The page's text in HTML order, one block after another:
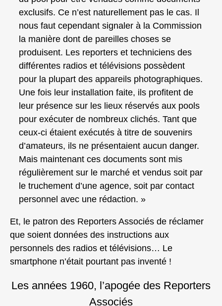
exclusifs. Ce n’est naturellement pas le cas. Il
nous faut cependant signaler à la Commission
la manière dont de pareilles choses se
produisent. Les reporters et techniciens des
différentes radios et télévisions possèdent
pour la plupart des appareils photographiques.
Une fois leur installation faite, ils profitent de
leur présence sur les lieux réservés aux pools
pour exécuter de nombreux clichés. Tant que
ceux-ci étaient exécutés à titre de souvenirs
d’amateurs, ils ne présentaient aucun danger.
Mais maintenant ces documents sont mis
régulièrement sur le marché et vendus soit par
le truchement d’une agence, soit par contact
personnel avec une rédaction. »
Et, le patron des Reporters Associés de réclamer
que soient données des instructions aux
personnels des radios et télévisions… Le
smartphone n’était pourtant pas inventé !
Les années 1960, l’apogée des Reporters
Associés